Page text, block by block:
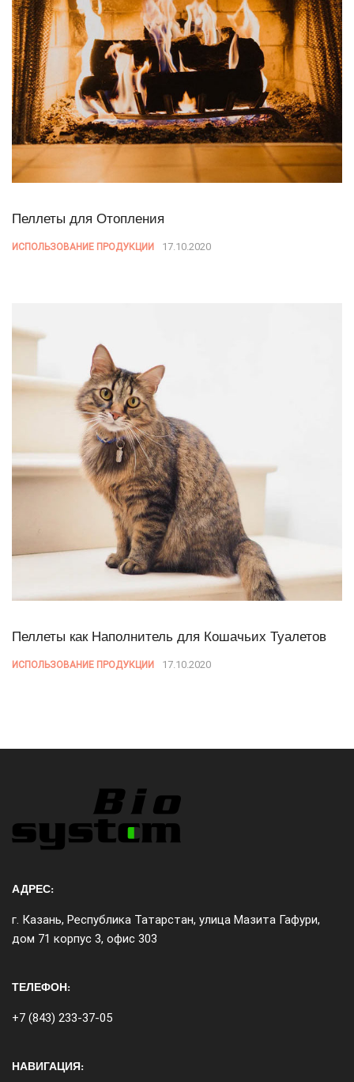
Пеллеты для Отопления
ИСПОЛЬЗОВАНИЕ ПРОДУКЦИИ 17.10.2020
Пеллеты как Наполнитель для Кошачьих Туалетов
ИСПОЛЬЗОВАНИЕ ПРОДУКЦИИ 17.10.2020
АДРЕС:
г. Казань, Республика Татарстан, улица Мазита Гафури,
дом 71 корпус 3, офис 303
ТЕЛЕФОН:
+7 (843) 233-37-05
НАВИГАЦИЯ: